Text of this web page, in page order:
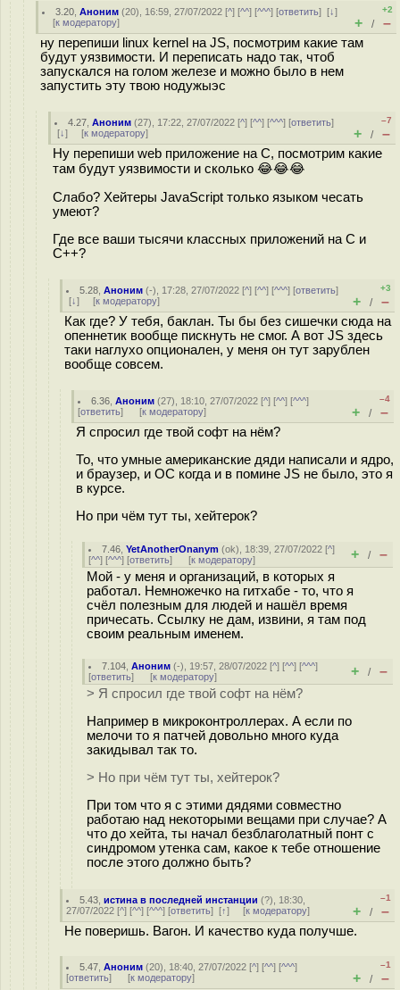
3.20 ,Аноним (20), 16:59, 27/07/2022 [^] [^^] [^^^] [ответить][↓]
[к модератору]
+2
+ / –
ну перепиши linux kernel на JS, посмотрим какие там
будут уязвимости. И переписать надо так, чтоб
запускался на голом железе и можно было в нем
запустить эту твою нодужыэс
4.27 ,Аноним (27), 17:22, 27/07/2022 [^] [^^] [^^^] [ответить]
[↓] [к модератору]
–7
+ / –
Ну перепиши web приложение на C, посмотрим какие
там будут уязвимости и сколько 😂😂😂
Слабо? Хейтеры JavaScript только языком чесать
умеют?
Где все ваши тысячи классных приложений на С и
С++?
5.28 ,Аноним (-), 17:28, 27/07/2022 [^] [^^] [^^^] [ответить]
[↓] [к модератору]
+3
+ / –
Как где? У тебя, баклан. Ты бы без сишечки сюда на
опеннетик вообще пискнуть не смог. А вот JS здесь
таки наглухо опционален, у меня он тут зарублен
вообще совсем.
6.36 ,Аноним (27), 18:10, 27/07/2022 [^] [^^] [^^^]
[ответить] [к модератору]
–4
+ / –
Я спросил где твой софт на нём?
То, что умные американские дяди написали и ядро,
и браузер, и ОС когда и в помине JS не было, это я
в курсе.
Но при чём тут ты, хейтерок?
7.46 ,YetAnotherOnanym (ok), 18:39, 27/07/2022 [^]
[^^] [^^^] [ответить] [к модератору] + / –
Мой - у меня и организаций, в которых я
работал. Немножечко на гитхабе - то, что я
счёл полезным для людей и нашёл время
причесать. Ссылку не дам, извини, я там под
своим реальным именем.
7.104 ,Аноним (-), 19:57, 28/07/2022 [^] [^^] [^^^]
[ответить] [к модератору] + / –
> Я спросил где твой софт на нём?
Например в микроконтроллерах. А если по
мелочи то я патчей довольно много куда
закидывал так то.
> Но при чём тут ты, хейтерок?
При том что я с этими дядями совместно
работаю над некоторыми вещами при случае? А
что до хейта, ты начал безблаголатный понт с
синдромом утенка сам, какое к тебе отношение
после этого должно быть?
5.43 ,истина в последней инстанции (?), 18:30,
27/07/2022 [^] [^^] [^^^] [ответить] [↑] [к модератору]
–1
+ / –
Не поверишь. Вагон. И качество куда получше.
5.47 ,Аноним (20), 18:40, 27/07/2022 [^] [^^] [^^^]
[ответить] [к модератору]
–1
+ / –